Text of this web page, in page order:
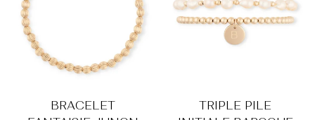
BRACELET
TRIPLE PILE